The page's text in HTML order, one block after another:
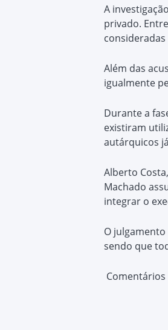
A
privado.
Além das
igualmente
Durante a
existiram
autárquicos
Alberto
Machado
integrar o
O
sendo que
Comentários